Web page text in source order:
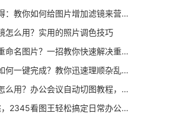
2345看图王高级调色心得：教你如何给图片增加滤镜来营造画面故事感
怎么用？实用的照片调色技巧
如何用2345看图王批量重命名图片？一招教你快速解决重命名难题
2345看图王批量重命名如何一键完成？教你迅速理顺杂乱图片文件名
2345看图王幻灯片播放怎么用？办公会议自动切图教程，这功能确实好使
快速排版证件照不再发愁，2345看图王轻松搞定日常办公图片输出